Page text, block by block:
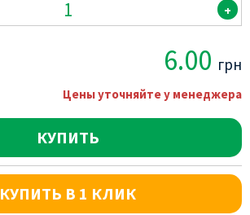
+
6.00 грн
Цены уточняйте у менеджера
КУПИТЬ
КУПИТЬ В 1 КЛИК